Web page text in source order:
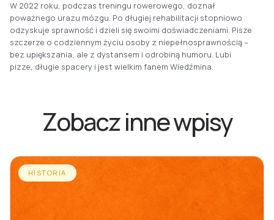
W 2022 roku, podczas treningu rowerowego, doznał
poważnego urazu mózgu. Po długiej rehabilitacji stopniowo
odzyskuje sprawność i dzieli się swoimi doświadczeniami. Pisze
szczerze o codziennym życiu osoby z niepełnosprawnością –
bez upiększania, ale z dystansem i odrobiną humoru. Lubi
pizze, długie spacery i jest wielkim fanem Wiedźmina.
Zobacz inne wpisy
HISTORIA